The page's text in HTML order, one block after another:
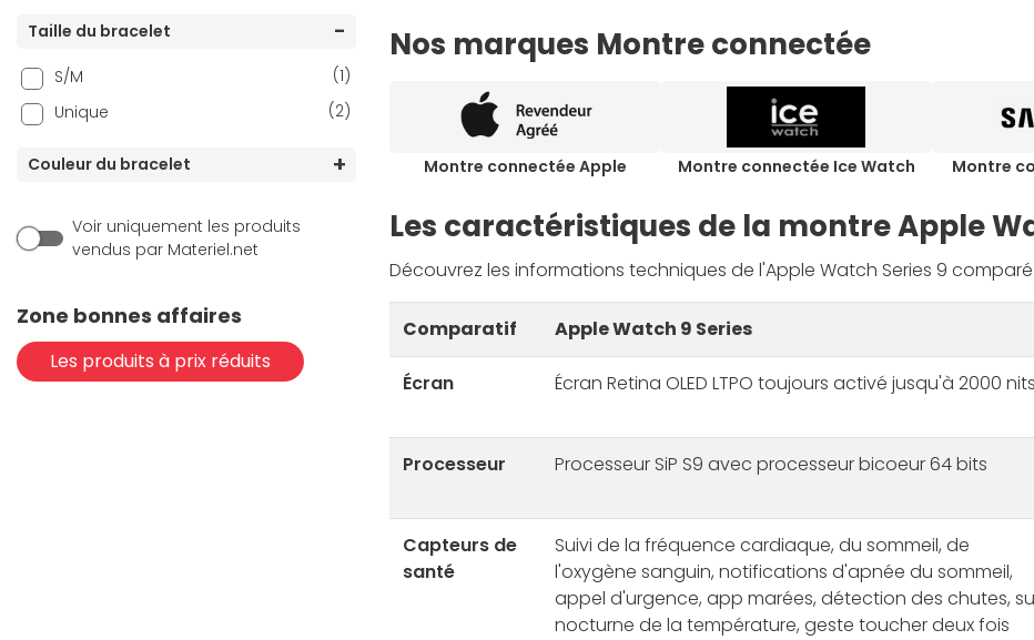
Taille du bracelet
S/M
(1)
Unique
(2)
Couleur du bracelet
Voir uniquement les produits
vendus par Materiel.net
Zone bonnes affaires
Les produits à prix réduits
Nos marques Montre connectée
Montre connectée Apple Montre connectée Ice Watch Montre
Les caractéristiques de la montre Apple
Découvrez les informations techniques de l'Apple Watch Series 9
Comparatif Apple Watch 9 Series
Écran Écran Retina OLED LTPO toujours activé jusqu'à 2000 nits
Processeur Processeur SiP S9 avec processeur bicoeur 64 bits
Capteurs de
santé
Suivi de la fréquence cardiaque, du sommeil, de
l'oxygène sanguin, notifications d'apnée du sommeil,
appel d'urgence, app marées, détection des chutes,
nocturne de la température, geste toucher deux fois